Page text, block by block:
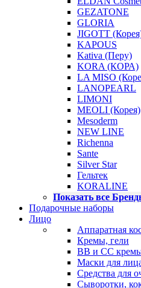
GEZATONE
GLORIA
JIGOTT
KAPOUS
Kativa (Перу)
KORA (КОРА)
LA MISO
LANOPEARL
LIMONI
MEOLI (Корея)
Mesoderm
NEW LINE
Richenna
Sante
Silver Star
Гельтек
KORALINE
Показать все
Подарочные наборы
Лицо
Аппаратная
Кремы, гели
BB и CC
Маски для
Средства для
Сыворотки,